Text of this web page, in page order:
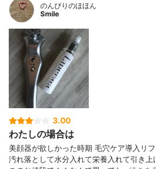
のんびりのほほん
Smile
3.00
わたしの場合は
美顔器が欲しかった時期 毛穴ケア導入リ
汚れ落として水分入れて栄養入れて引き